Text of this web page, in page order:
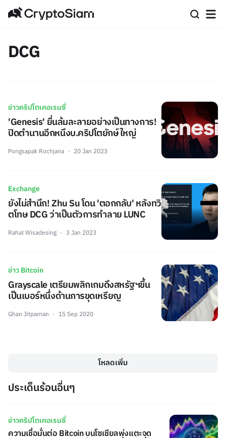
DCG
ข่าวคริปโตเคอเรนซี่
'Genesis' ยื่นล้มละลายอย่างเป็นทางการ!
ปิดตำนานอีกหนึงบ.คริปโตยักษ์ใหญ่
Pongsapak Rochjana 20 Jan 2023
Exchange
ยังไม่สำนึก! Zhu Su โดน 'ตอกกลับ' หลังทวิ
ตโทษ DCG ว่าเป็นตัวการทำลาย LUNC
Rahat Wisadesing 3 Jan 2023
ข่าว Bitcoin
Grayscale เตรียมพลิกเกมดึงสหรัฐฯขึ้น
เป็นเบอร์หนึ่งด้านการขุดเหรียญ
Ghan Jitparnan 15 Sep 2020
โหลดเพิ่ม
ประเด็นร้อนอื่นๆ
ข่าวคริปโตเคอเรนซี่
ความเชื่อมั่นต่อ Bitcoin บนโซเชียลพุ่งแตะจุด